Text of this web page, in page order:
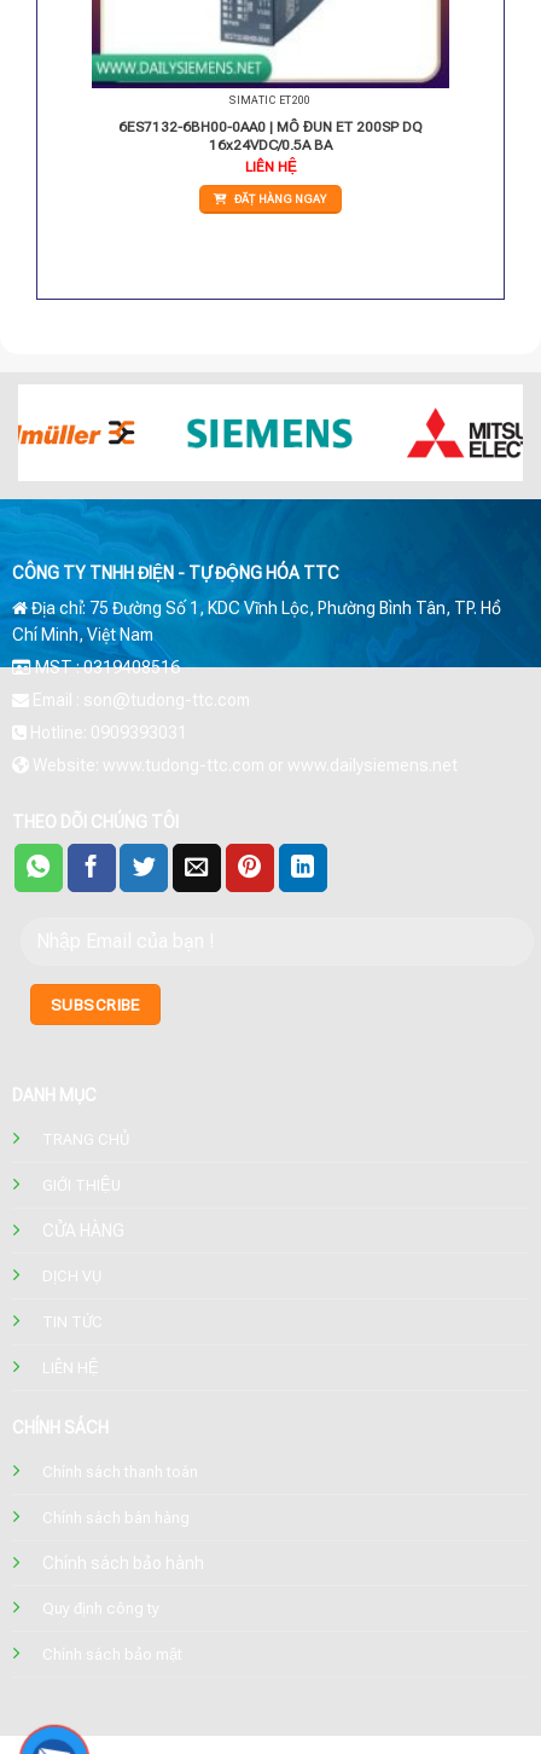
SIMATIC ET200
6ES7132-6BH00-0AA0 | MÔ ĐUN ET 200SP DQ
16x24VDC/0.5A BA
LIÊN HỆ
ĐẶT HÀNG NGAY
CÔNG TY TNHH ĐIỆN - TỰ ĐỘNG HÓA TTC
Địa chỉ: 75 Đường Số 1, KDC Vĩnh Lộc, Phường Bình Tân, TP. Hồ
Chí Minh, Việt Nam
MST : 0319408516
Email : son@tudong-ttc.com
Hotline: 0909393031
Website: www.tudong-ttc.com or www.dailysiemens.net
THEO DÕI CHÚNG TÔI
DANH MỤC
TRANG CHỦ
GIỚI THIỆU
CỬA HÀNG
DỊCH VỤ
TIN TỨC
LIÊN HỆ
CHÍNH SÁCH
Chính sách thanh toán
Chính sách bán hàng
Chính sách bảo hành
Quy định công ty
Chính sách bảo mật